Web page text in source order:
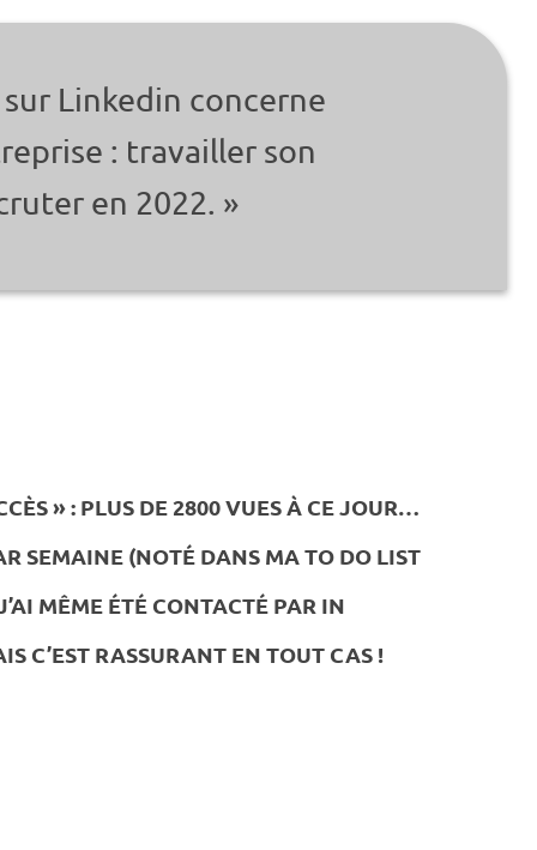
Linkedin concerne
: travailler son
en 2022. »
» : PLUS DE 2800 VUES À CE JOUR…
SEMAINE (NOTÉ DANS MA TO DO LIST
MÊME ÉTÉ CONTACTÉ PAR IN
C’EST RASSURANT EN TOUT CAS !